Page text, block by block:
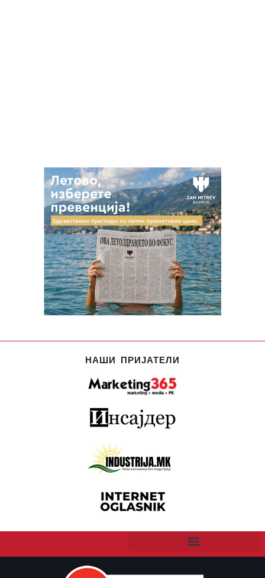
НАШИ ПРИЈАТЕЛИ